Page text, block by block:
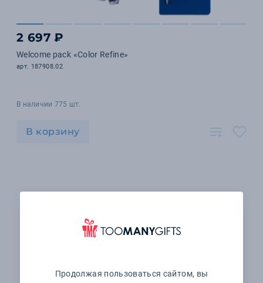
2 697 ₽
Welcome pack «Color Refine»
арт. 187908.02
В наличии 775 шт.
В корзину
Продолжая пользоваться сайтом, вы